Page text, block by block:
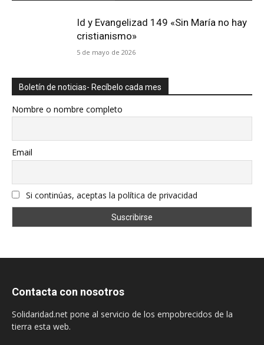
Id y Evangelizad 149 «Sin María no hay
cristianismo»
5 de mayo de 2026
Boletín de noticias- Recíbelo cada mes
Nombre o nombre completo
Email
Si continúas, aceptas la política de privacidad
Contacta con nosotros
Solidaridad.net pone al servicio de los empobrecidos de la
tierra esta web.